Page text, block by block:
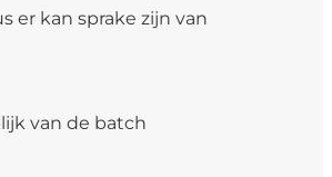
er kan sprake zijn van
van de batch